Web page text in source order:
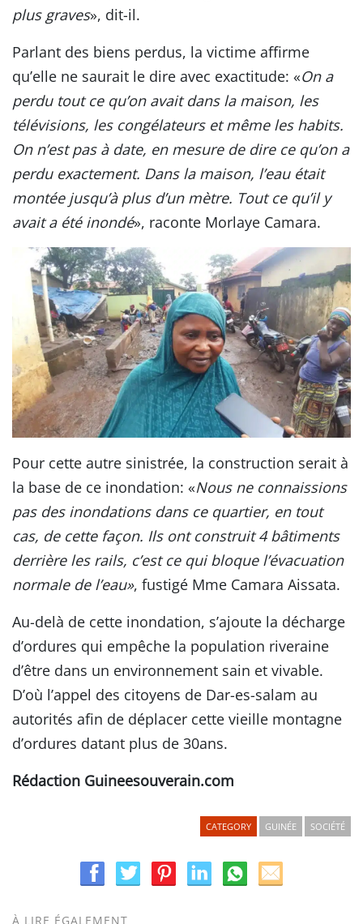
plus graves», dit-il.
Parlant des biens perdus, la victime affirme
qu’elle ne saurait le dire avec exactitude: «On a
perdu tout ce qu’on avait dans la maison, les
télévisions, les congélateurs et même les habits.
On n’est pas à date, en mesure de dire ce qu’on a
perdu exactement. Dans la maison, l’eau était
montée jusqu’à plus d’un mètre. Tout ce qu’il y
avait a été inondé», raconte Morlaye Camara.
Pour cette autre sinistrée, la construction serait à
la base de ce inondation: «Nous ne connaissions
pas des inondations dans ce quartier, en tout
cas, de cette façon. Ils ont construit 4 bâtiments
derrière les rails, c’est ce qui bloque l’évacuation
normale de l’eau», fustigé Mme Camara Aissata.
Au-delà de cette inondation, s’ajoute la décharge
d’ordures qui empêche la population riveraine
d’être dans un environnement sain et vivable.
D’où l’appel des citoyens de Dar-es-salam au
autorités afin de déplacer cette vieille montagne
d’ordures datant plus de 30ans.
Rédaction Guineesouverain.com
CATEGORY GUINÉE SOCIÉTÉ
À LIRE ÉGALEMENT